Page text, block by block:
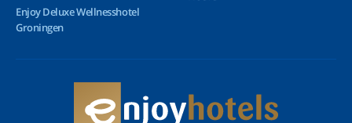
Enjoy Deluxe Wellnesshotel
Groningen